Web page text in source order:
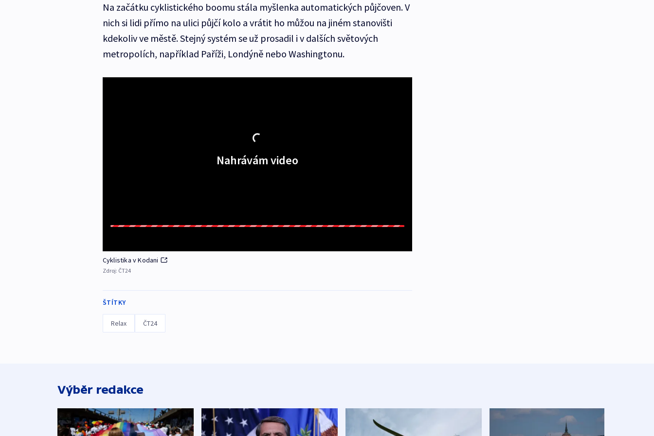
Na začátku cyklistického boomu stála myšlenka automatických půjčoven. V
nich si lidi přímo na ulici půjčí kolo a vrátit ho můžou na jiném stanovišti
kdekoliv ve městě. Stejný systém se už prosadil i v dalších světových
metropolích, například Paříži, Londýně nebo Washingtonu.
Nahrávám video
Cyklistika v Kodani
Zdroj: ČT24
ŠTÍTKY
Relax ČT24
Výběr redakce